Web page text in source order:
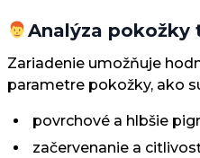
Analýza pokožky
Zariadenie umožňuje
parametre pokožky, ako
povrchové a hlbšie
začervenanie a